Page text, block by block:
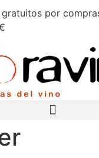
por